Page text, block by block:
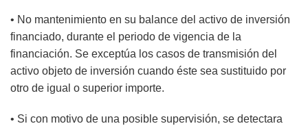
• No mantenimiento en su balance del activo de inversión
financiado, durante el periodo de vigencia de la
financiación. Se exceptúa los casos de transmisión del
activo objeto de inversión cuando éste sea sustituido por
otro de igual o superior importe.
• Si con motivo de una posible supervisión, se detectara